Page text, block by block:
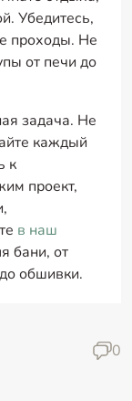
Убедитесь,
проходы. Не
от печи до
задача. Не
каждый
к
проект,
в наш
бани, от
обшивки.
0